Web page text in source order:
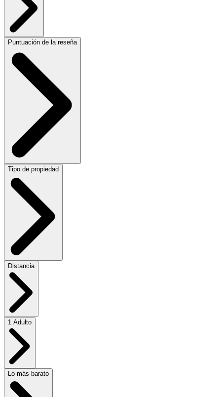
Puntuación de la reseña
Tipo de propiedad
Distancia
1 Adulto
Lo más barato